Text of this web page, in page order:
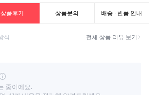
상품후기 상품문의 배송 · 반품 안내